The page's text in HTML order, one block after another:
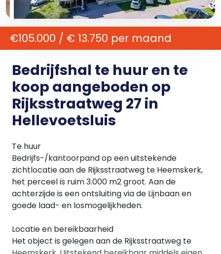
€105.000 / € 13.750 per maand
Bedrijfshal te huur en te
koop aangeboden op
Rijksstraatweg 27 in
Hellevoetsluis
Te huur
Bedrijfs-/kantoorpand op een uitstekende
zichtlocatie aan de Rijksstraatweg te Heemskerk,
het perceel is ruim 3.000 m2 groot. Aan de
achterzijde is een ontsluiting via de Lijnbaan en
goede laad- en losmogelijkheden.
Locatie en bereikbaarheid
Het object is gelegen aan de Rijksstraatweg te